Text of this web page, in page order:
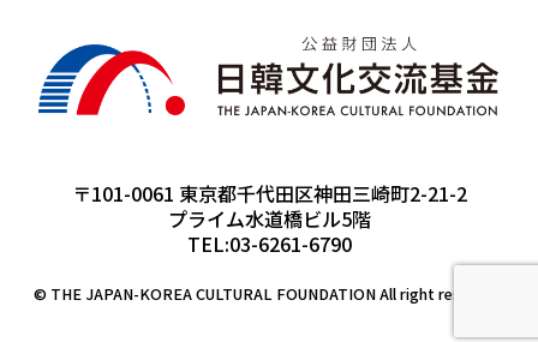
〒101-0061 東京都千代田区神田三崎町2-21-2
プライム水道橋ビル5階
TEL:03-6261-6790
© THE JAPAN-KOREA CULTURAL FOUNDATION All right reserved.